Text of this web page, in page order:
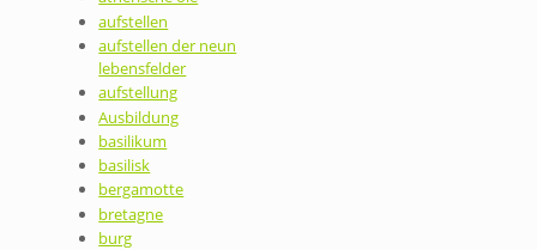
aufstellen
aufstellen der neun
lebensfelder
aufstellung
Ausbildung
basilikum
basilisk
bergamotte
bretagne
burg